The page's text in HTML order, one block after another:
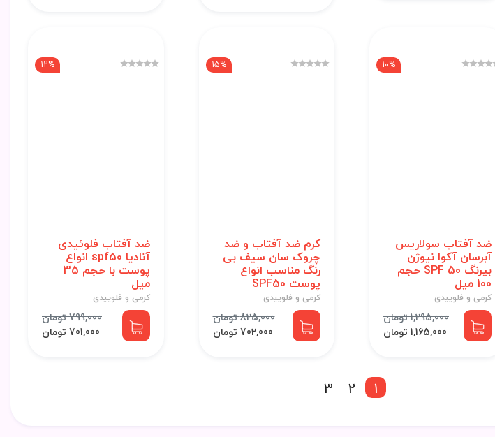
10%
ضد آفتاب سولاریس
آبرسان آکوا نیوژن
بیرنگ SPF 50 حجم
100 میل
کرمی و فلوییدی
1,295,000 تومان
1,165,000 تومان
15%
کرم ضد آفتاب و ضد
چروک سان سیف بی
رنگ مناسب انواع
پوست SPF50
کرمی و فلوییدی
825,000 تومان
702,000 تومان
12%
ضد آفتاب فلوئیدی
آنادیا spf50 انواع
پوست با حجم 35
میل
کرمی و فلوییدی
799,000 تومان
701,000 تومان
1
2
3